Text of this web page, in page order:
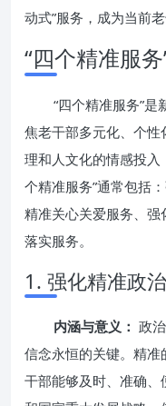
动式”服务，成为当前
“四个精准服
“四个精准服务”
焦老干部多元化、个
理和人文化的情感投入
个精准服务”通常包括
精准关心关爱服务、
落实服务。
1. 强化精准政
内涵与意义： 政
信念永恒的关键。精
干部能够及时、准确